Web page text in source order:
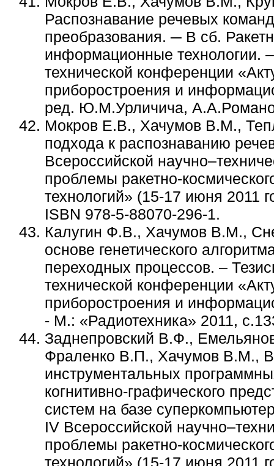
Распознавание речевых
преобразования. ─ В сб.
информационные технологии.
технической конференции
приборостроения и
ред. Ю.М.Урличича,
Мокров Е.В., Хачумов В.М.,
подхода к распознаванию
Всероссийской
проблемы ракетно-
технологий» (15-17 июня 2011
ISBN 978-5-88070-296-1.
Калугин Ф.В., Хачумов В.М.,
основе генетического
переходных процессов. –
технической конференции
приборостроения и
- М.: «Радиотехника» 2011,
Заднепровский В.Ф.,
Фраленко В.П., Хачумов В.М.,
инструментальных
когнитивно-графического
систем на базе
IV Всероссийской
проблемы ракетно-
технологий» (15-17 июня 2011